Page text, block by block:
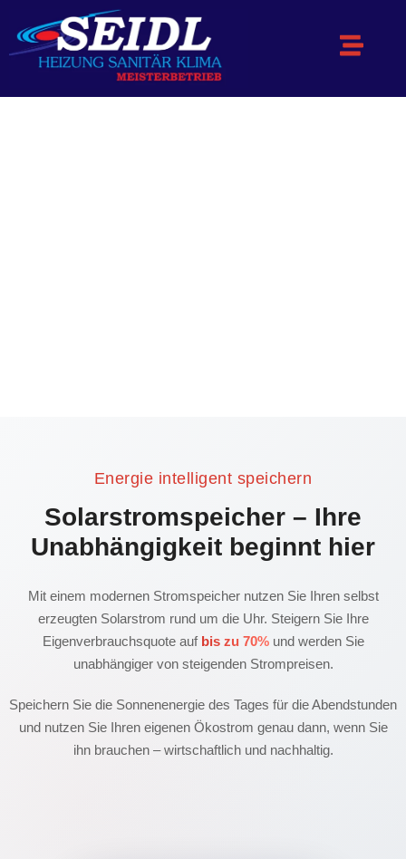
Energie intelligent speichern
Solarstromspeicher – Ihre
Unabhängigkeit beginnt hier
Mit einem modernen Stromspeicher nutzen Sie Ihren selbst
erzeugten Solarstrom rund um die Uhr. Steigern Sie Ihre
Eigenverbrauchsquote auf bis zu 70%und werden Sie
unabhängiger von steigenden Strompreisen.
Speichern Sie die Sonnenenergie des Tages für die Abendstunden
und nutzen Sie Ihren eigenen Ökostrom genau dann, wenn Sie
ihn brauchen – wirtschaftlich und nachhaltig.